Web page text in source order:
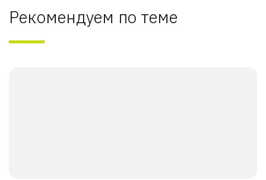
Рекомендуем по теме